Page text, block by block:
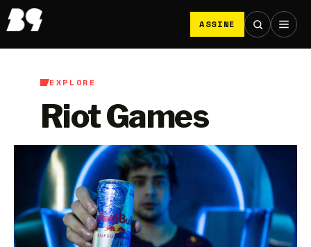
ASSINE
EXPLORE
Riot Games